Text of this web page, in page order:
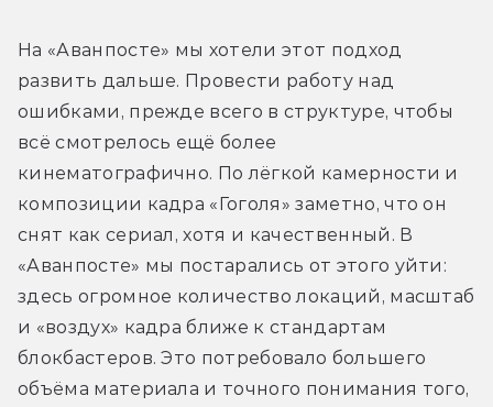
На «Аванпосте» мы хотели этот подход
развить дальше. Провести работу над
ошибками, прежде всего в структуре, чтобы
всё смотрелось ещё более
кинематографично. По лёгкой камерности и
композиции кадра «Гоголя» заметно, что он
снят как сериал, хотя и качественный. В
«Аванпосте» мы постарались от этого уйти:
здесь огромное количество локаций, масштаб
и «воздух» кадра ближе к стандартам
блокбастеров. Это потребовало большего
объёма материала и точного понимания того,